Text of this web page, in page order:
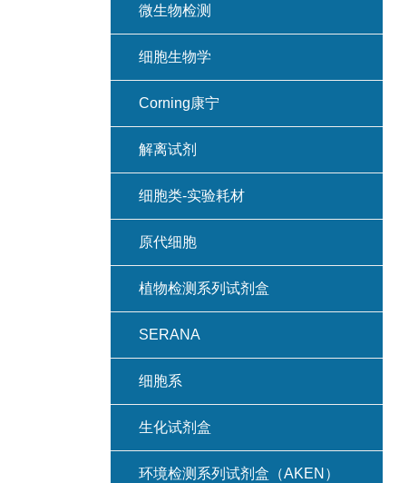
微生物检测
细胞生物学
Corning康宁
解离试剂
细胞类-实验耗材
原代细胞
植物检测系列试剂盒
SERANA
细胞系
生化试剂盒
环境检测系列试剂盒（AKEN）